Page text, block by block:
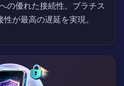
の優れた接続性。ブラチス
が最高の遅延を実現。